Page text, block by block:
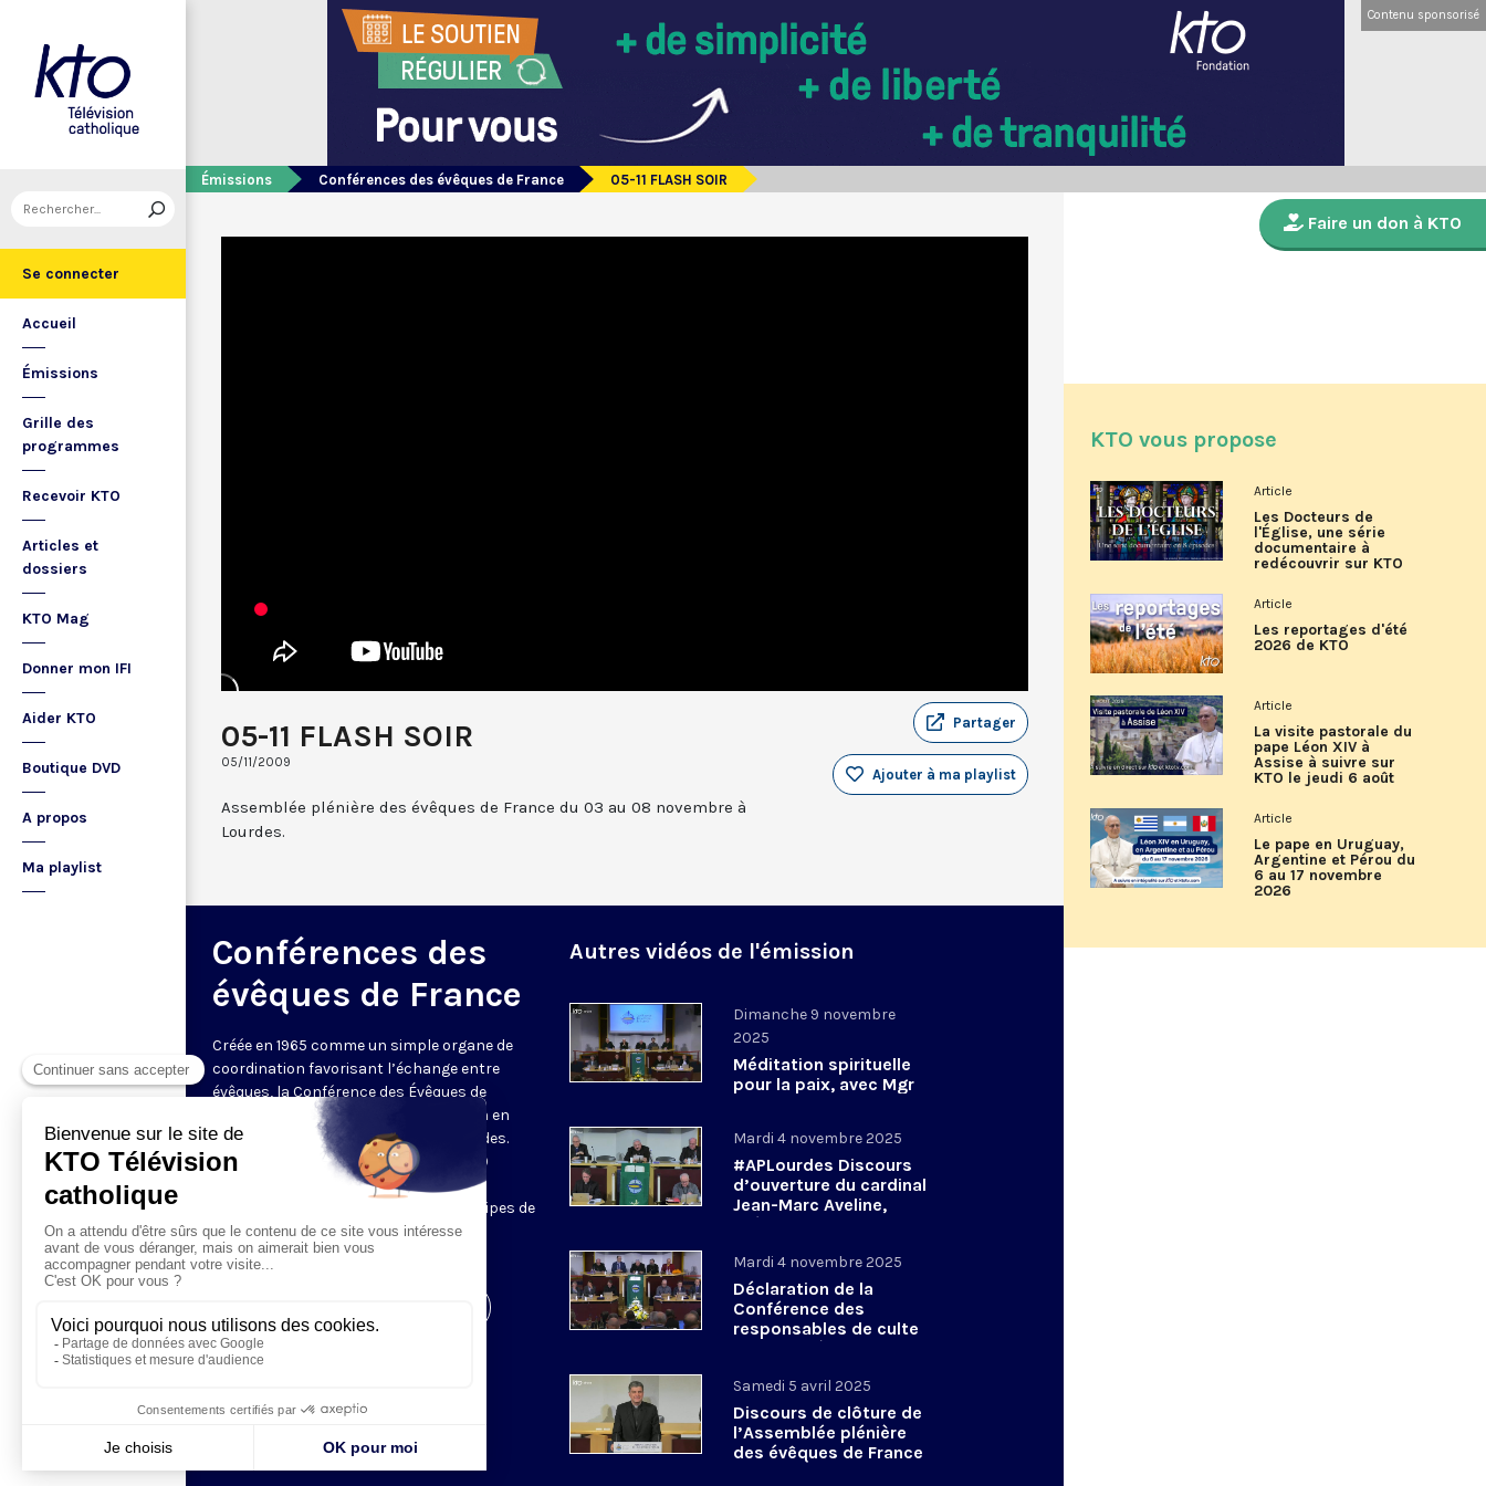
Se connecter
Accueil
Émissions
Grille des
programmes
Recevoir KTO
Articles et
dossiers
KTO Mag
Donner mon IFI
Aider KTO
Boutique DVD
A propos
Ma playlist
Contenu sponsorisé
Émissions Conférences des évêques de France 05-11 FLASH SOIR
05-11 FLASH SOIR
05/11/2009
Partager
Ajouter à ma playlist
Assemblée plénière des évêques de France du 03 au 08 novembre à
Lourdes.
Conférences des
évêques de France
Créée en 1965 comme un simple organe de
coordination favorisant l’échange entre
évêques, la Conférence des Évêques de
France (CEF) se réunit deux fois par an en
Assemblée Plénière, en général à Lourdes.
C’est l’occasion pour ses quelques 120
membres de débattre sur des sujets
sociétaux, sociaux et éthiques. Les équipes de
KTO ne manquent pas de couvrir
l'événement.
Autres vidéos de l'émission
Dimanche 9 novembre
2025
Méditation spirituelle
pour la paix, avec Mgr
9 novembre 2025
Mardi 4 novembre 2025
#APLourdes Discours
d’ouverture du cardinal
Jean-Marc Aveline,
président de la CEF - 4
Mardi 4 novembre 2025
Déclaration de la
Conférence des
responsables de culte
en France à propos de
Samedi 5 avril 2025
Discours de clôture de
l’Assemblée plénière
des évêques de France
Faire un don à KTO
KTO vous propose
Article
Les Docteurs de
l'Église, une série
documentaire à
redécouvrir sur KTO
Article
Les reportages d'été
2026 de KTO
Article
La visite pastorale du
pape Léon XIV à
Assise à suivre sur
KTO le jeudi 6 août
Article
Le pape en Uruguay,
Argentine et Pérou du
6 au 17 novembre
2026